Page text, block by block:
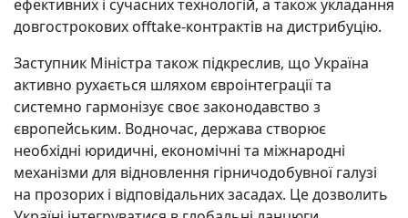
ефективних і сучасних технологій, а також укладання
довгострокових offtake-контрактів на дистрибуцію.
Заступник Міністра також підкреслив, що Україна
активно рухається шляхом євроінтеграції та
системно гармонізує своє законодавство з
європейським. Водночас, держава створює
необхідні юридичні, економічні та міжнародні
механізми для відновлення гірничодобувної галузі
на прозорих і відповідальних засадах. Це дозволить